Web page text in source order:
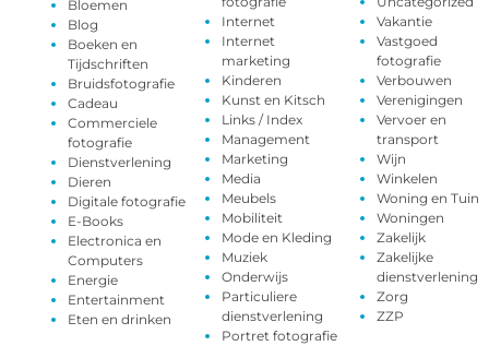
Bloemen
Blog
Boeken en
Tijdschriften
Bruidsfotografie
Cadeau
Commerciele
fotografie
Dienstverlening
Dieren
Digitale fotografie
E-Books
Electronica en
Computers
Energie
Entertainment
Eten en drinken
Internet
Internet
marketing
Kinderen
Kunst en Kitsch
Links / Index
Management
Marketing
Media
Meubels
Mobiliteit
Mode en Kleding
Muziek
Onderwijs
Particuliere
dienstverlening
Portret fotografie
Vakantie
Vastgoed
fotografie
Verbouwen
Verenigingen
Vervoer en
transport
Wijn
Winkelen
Woning en Tuin
Woningen
Zakelijk
Zakelijke
dienstverlening
Zorg
ZZP